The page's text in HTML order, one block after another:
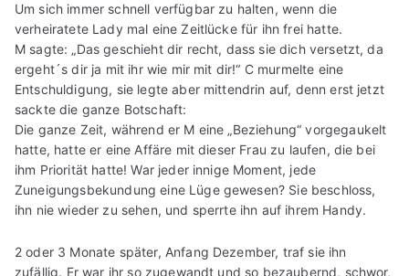
Um sich immer schnell verfügbar zu halten, wenn die
verheiratete Lady mal eine Zeitlücke für ihn frei hatte.
M sagte: „Das geschieht dir recht, dass sie dich versetzt, da
ergeht´s dir ja mit ihr wie mir mit dir!“ C murmelte eine
Entschuldigung, sie legte aber mittendrin auf, denn erst jetzt
sackte die ganze Botschaft:
Die ganze Zeit, während er M eine „Beziehung“ vorgegaukelt
hatte, hatte er eine Affäre mit dieser Frau zu laufen, die bei
ihm Priorität hatte! War jeder innige Moment, jede
Zuneigungsbekundung eine Lüge gewesen? Sie beschloss,
ihn nie wieder zu sehen, und sperrte ihn auf ihrem Handy.
2 oder 3 Monate später, Anfang Dezember, traf sie ihn
zufällig. Er war ihr so zugewandt und so bezaubernd, schwor,